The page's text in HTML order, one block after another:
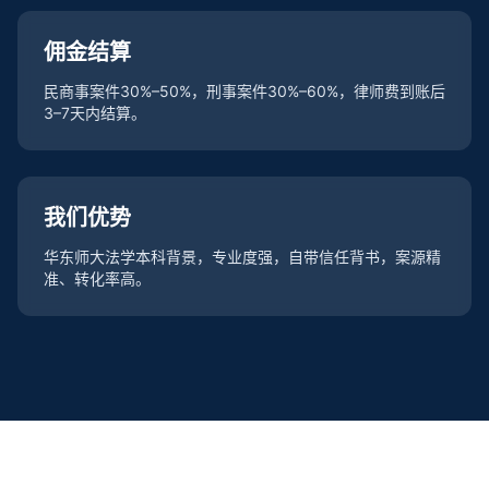
佣金结算
民商事案件30%–50%，刑事案件30%–60%，律师费到账后
3–7天内结算。
我们优势
华东师大法学本科背景，专业度强，自带信任背书，案源精
准、转化率高。